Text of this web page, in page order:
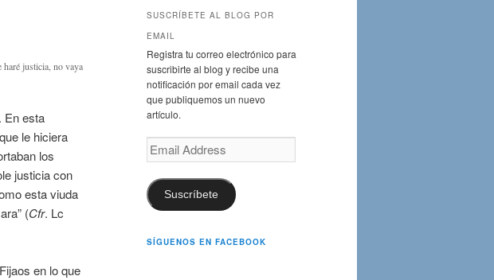
haré justicia, no vaya
En esta
le hiciera
los
justicia con
esta viuda
(Cfr. Lc
en lo que
r
h
SUSCRÍBETE AL BLOG POR
EMAIL
Registra tu correo electrónico para
suscribirte al blog y recibe una
notificación por email cada vez
que publiquemos un nuevo
artículo.
Email
Address
Suscríbete
SÍGUENOS EN FACEBOOK